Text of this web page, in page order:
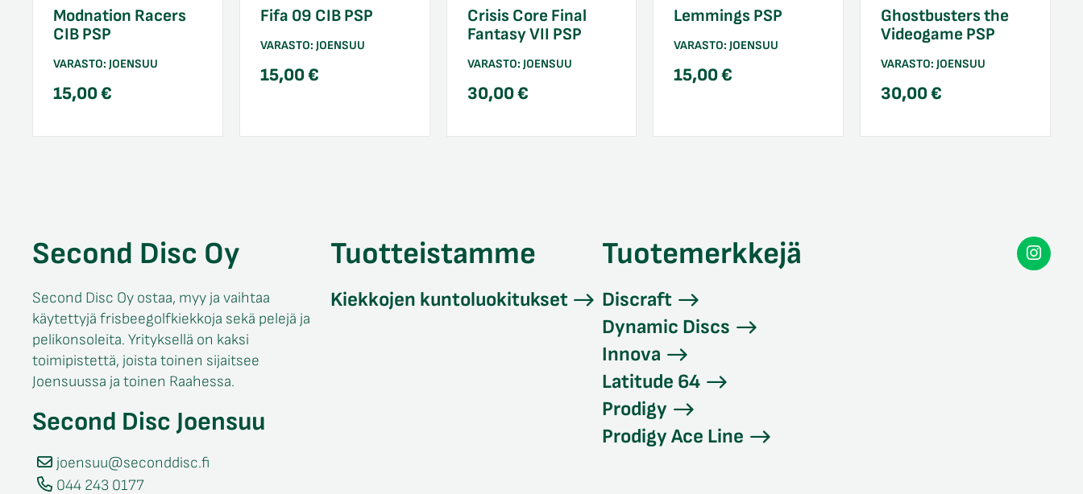
Modnation Racers
CIB PSP
VARASTO: JOENSUU
15,00€
Fifa 09 CIB PSP
VARASTO: JOENSUU
15,00€
Crisis Core Final
Fantasy VII PSP
VARASTO: JOENSUU
30,00€
Lemmings PSP
VARASTO:JOENSUU
15,00€
Ghostbusters the
Videogame PSP
VARASTO:JOENSUU
30,00€
Second Disc Oy
Second Disc Oy ostaa, myy ja vaihtaa
käytettyjä frisbeegolfkiekkoja sekä pelejä ja
pelikonsoleita. Yrityksellä on kaksi
toimipistettä, joista toinen sijaitsee
Joensuussa ja toinen Raahessa.
Second Disc Joensuu
joensuu@seconddisc.fi
044 243 0177
Tuotteistamme
Kiekkojen kuntoluokitukset
Tuotemerkkejä
Discraft
Dynamic Discs
Innova
Latitude 64
Prodigy
Prodigy Ace Line